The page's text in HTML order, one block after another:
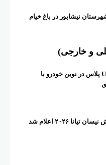
نیشابور در باغ خیام
و خارجی)
آغاز فروش اونترا U۷۵ پلاس در نوین خودرو با
قیمت و شرایط فروش نیسان تیانا ۲۰۲۶ اعلام شد